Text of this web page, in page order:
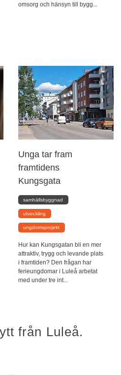
omsorg och hänsyn till bygg...
Unga tar fram
framtidens
Kungsgata
samhällsbyggnad
utveckling
ungdomsprojekt
Hur kan Kungsgatan bli en mer
attraktiv, trygg och levande plats
i framtiden? Den frågan har
ferieungdomar i Luleå arbetat
med under tre int...
från Luleå.